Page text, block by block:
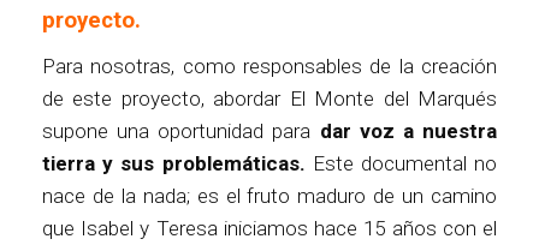
proyecto.
Para nosotras, como responsables de la creación
de este proyecto, abordar El Monte del Marqués
supone una oportunidad para dar voz a nuestra
tierra y sus problemáticas. Este documental no
nace de la nada; es el fruto maduro de un camino
que Isabel y Teresa iniciamos hace 15 años con el